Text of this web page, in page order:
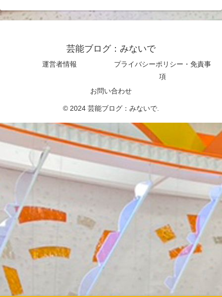
芸能ブログ：みないで
運営者情報
プライバシーポリシー・免責事
項
お問い合わせ
© 2024 芸能ブログ：みないで.